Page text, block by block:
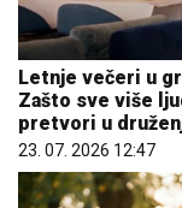
Letnje večeri u
Zašto sve više
pretvori u
23. 07. 2026 12:47